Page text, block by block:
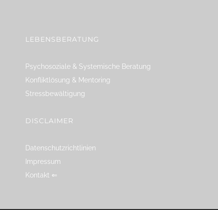
LEBENSBERATUNG
Psychosoziale & Systemische Beratung
Konfliktlösung & Mentoring
Stressbewältigung
DISCLAIMER
Datenschutzrichtlinien
Impressum
Kontakt ⇐